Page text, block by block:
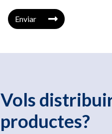
Enviar
Vols
productes?